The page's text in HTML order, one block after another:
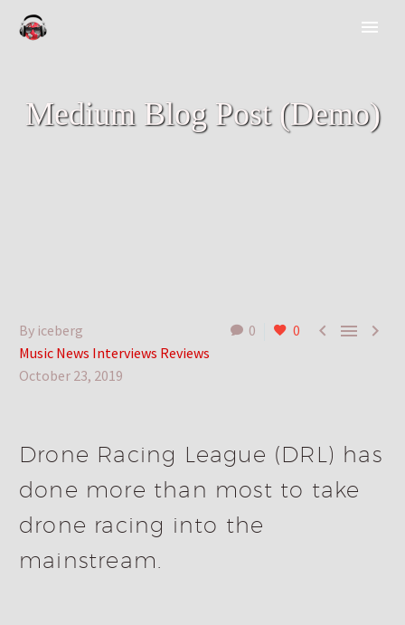
Medium Blog Post (Demo)
0 0   
By iceberg
Music News Interviews Reviews
October 23, 2019
Drone Racing League (DRL) has
done more than most to take
drone racing into the
mainstream.